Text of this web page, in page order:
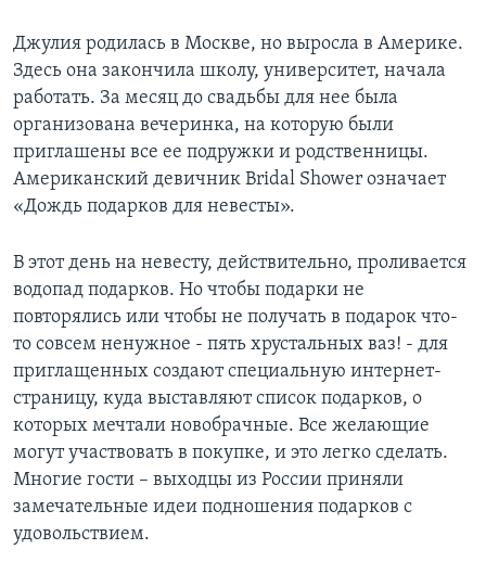
Джулия родилась в Москве, но выросла в Америке.
Здесь она закончила школу, университет, начала
работать. За месяц до свадьбы для нее была
организована вечеринка, на которую были
приглашены все ее подружки и родственницы.
Американский девичник Bridаl Shower означает
«Дождь подарков для невесты».
В этот день на невесту, действительно, проливается
водопад подарков. Но чтобы подарки не
повторялись или чтобы не получать в подарок что-
то совсем ненужное - пять хрустальных ваз! - для
приглащенных создают специальную интернет-
страницу, куда выставляют список подарков, о
которых мечтали новобрачные. Все желающие
могут участвовать в покупке, и это легко сделать.
Многие гости – выходцы из России приняли
замечательные идеи подношения подарков с
удовольствием.